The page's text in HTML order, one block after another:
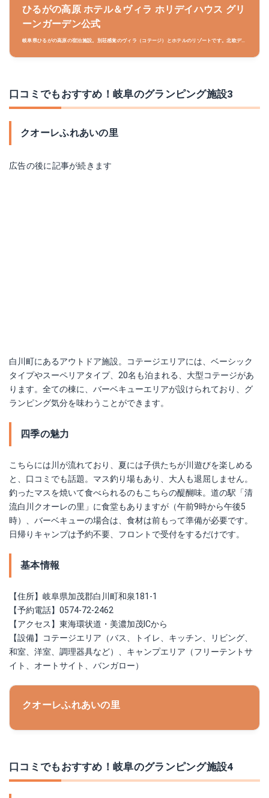
ひるがの高原 ホテル＆ヴィラ ホリデイハウス グリ
ーンガーデン公式
岐阜県ひるがの高原の宿泊施設。別荘感覚のヴィラ（コテージ）とホテルのリゾートです。北欧デザ
口コミでもおすすめ！岐阜のグランピング施設3
クオーレふれあいの里
広告の後に記事が続きます
白川町にあるアウトドア施設。コテージエリアには、ベーシック
タイプやスーペリアタイプ、20名も泊まれる、大型コテージがあ
ります。全ての棟に、バーベキューエリアが設けられており、グ
ランピング気分を味わうことができます。
四季の魅力
こちらには川が流れており、夏には子供たちが川遊びを楽しめる
と、口コミでも話題。マス釣り場もあり、大人も退屈しません。
釣ったマスを焼いて食べられるのもこちらの醍醐味。道の駅「清
流白川クオーレの里」に食堂もありますが（午前9時から午後5
時）、バーベキューの場合は、食材は前もって準備が必要です。
日帰りキャンプは予約不要、フロントで受付をするだけです。
基本情報
【住所】岐阜県加茂郡白川町和泉181-1
【予約電話】0574-72-2462
【アクセス】東海環状道・美濃加茂ICから
【設備】コテージエリア（バス、トイレ、キッチン、リビング、
和室、洋室、調理器具など）、キャンプエリア（フリーテントサ
イト、オートサイト、バンガロー）
クオーレふれあいの里
口コミでもおすすめ！岐阜のグランピング施設4